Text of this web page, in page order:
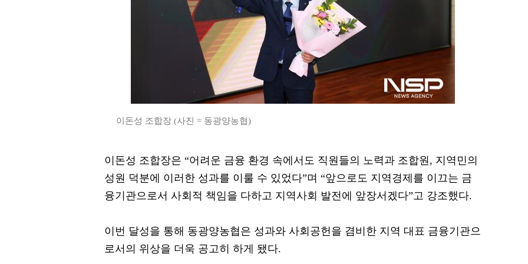
이돈성 조합장 (사진 = 동광양농협)
이돈성 조합장은 “어려운 금융 환경 속에서도 직원들의 노력과 조합원, 지역민의
성원 덕분에 이러한 성과를 이룰 수 있었다”며 “앞으로도 지역경제를 이끄는 금
융기관으로서 사회적 책임을 다하고 지역사회 발전에 앞장서겠다”고 강조했다.
이번 달성을 통해 동광양농협은 성과와 사회공헌을 겸비한 지역 대표 금융기관으
로서의 위상을 더욱 공고히 하게 됐다.